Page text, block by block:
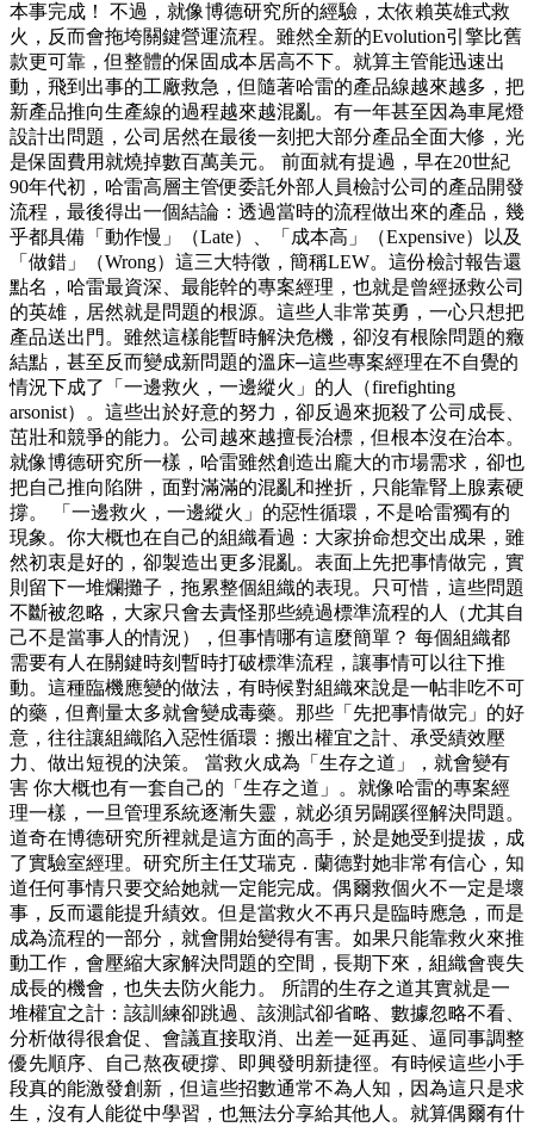
本事完成！ 不過，就像博德研究所的經驗，太依賴英雄式救
火，反而會拖垮關鍵營運流程。雖然全新的Evolution引擎比舊
款更可靠，但整體的保固成本居高不下。就算主管能迅速出
動，飛到出事的工廠救急，但隨著哈雷的產品線越來越多，把
新產品推向生產線的過程越來越混亂。有一年甚至因為車尾燈
設計出問題，公司居然在最後一刻把大部分產品全面大修，光
是保固費用就燒掉數百萬美元。 前面就有提過，早在20世紀
90年代初，哈雷高層主管便委託外部人員檢討公司的產品開發
流程，最後得出一個結論：透過當時的流程做出來的產品，幾
乎都具備「動作慢」（Late）、「成本高」（Expensive）以及
「做錯」（Wrong）這三大特徵，簡稱LEW。這份檢討報告還
點名，哈雷最資深、最能幹的專案經理，也就是曾經拯救公司
的英雄，居然就是問題的根源。這些人非常英勇，一心只想把
產品送出門。雖然這樣能暫時解決危機，卻沒有根除問題的癥
結點，甚至反而變成新問題的溫床─這些專案經理在不自覺的
情況下成了「一邊救火，一邊縱火」的人（firefighting
arsonist）。這些出於好意的努力，卻反過來扼殺了公司成長、
茁壯和競爭的能力。公司越來越擅長治標，但根本沒在治本。
就像博德研究所一樣，哈雷雖然創造出龐大的市場需求，卻也
把自己推向陷阱，面對滿滿的混亂和挫折，只能靠腎上腺素硬
撐。 「一邊救火，一邊縱火」的惡性循環，不是哈雷獨有的
現象。你大概也在自己的組織看過：大家拚命想交出成果，雖
然初衷是好的，卻製造出更多混亂。表面上先把事情做完，實
則留下一堆爛攤子，拖累整個組織的表現。只可惜，這些問題
不斷被忽略，大家只會去責怪那些繞過標準流程的人（尤其自
己不是當事人的情況），但事情哪有這麼簡單？ 每個組織都
需要有人在關鍵時刻暫時打破標準流程，讓事情可以往下推
動。這種臨機應變的做法，有時候對組織來說是一帖非吃不可
的藥，但劑量太多就會變成毒藥。那些「先把事情做完」的好
意，往往讓組織陷入惡性循環：搬出權宜之計、承受績效壓
力、做出短視的決策。 當救火成為「生存之道」，就會變有
害 你大概也有一套自己的「生存之道」。就像哈雷的專案經
理一樣，一旦管理系統逐漸失靈，就必須另闢蹊徑解決問題。
道奇在博德研究所裡就是這方面的高手，於是她受到提拔，成
了實驗室經理。研究所主任艾瑞克．蘭德對她非常有信心，知
道任何事情只要交給她就一定能完成。偶爾救個火不一定是壞
事，反而還能提升績效。但是當救火不再只是臨時應急，而是
成為流程的一部分，就會開始變得有害。如果只能靠救火來推
動工作，會壓縮大家解決問題的空間，長期下來，組織會喪失
成長的機會，也失去防火能力。 所謂的生存之道其實就是一
堆權宜之計：該訓練卻跳過、該測試卻省略、數據忽略不看、
分析做得很倉促、會議直接取消、出差一延再延、逼同事調整
優先順序、自己熬夜硬撐、即興發明新捷徑。有時候這些小手
段真的能激發創新，但這些招數通常不為人知，因為這只是求
生，沒有人能從中學習，也無法分享給其他人。就算偶爾有什